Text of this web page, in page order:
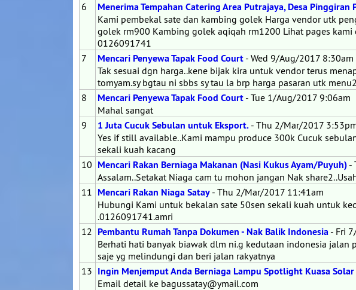
6
Menerima Tempahan Catering Area Putrajaya, Desa Pinggiran
Kami pembekal sate dan kambing golek Harga vendor utk
golek rm900 Kambing golek aqiqah rm1200 Lihat pages
0126091741
7
Mencari Penyewa Tapak Food Court - Wed 9/Aug/2017 8:30am
Tak sesuai dgn harga..kene bijak kira untuk vendor terus
tomyam.sy bgtau ni sbbs sy tau la brp harga pasaran utk
8
Mencari Penyewa Tapak Food Court - Tue 1/Aug/2017 9:06am
Mahal sangat
9
1 Juta Cucuk Sebulan untuk Eksport. - Thu 2/Mar/2017
Yes if still available..Kami mampu produce 300k Cucuk
sekali kuah kacang
10 Mencari Rakan Berniaga Makanan (Nasi Kukus Ayam/Puyuh) -
Assalam..Setakat Niaga cam tu mohon jangan Nak
11 Mencari Rakan Niaga Satay - Thu 2/Mar/2017 11:41am
Hubungi Kami untuk bekalan sate 50sen sekali kuah untuk
.0126091741.amri
12 Pembantu Rumah Tanpa Dokumen - Nak Balik Indonesia - Fri
Berhati hati banyak biawak dlm ni.g kedutaan indonesia jalan
saje yg melindungi dan beri jalan rakyatnya
13 Ingin Menjemput Anda Berniaga Lampu Spotlight Kuasa Solar
Email detail ke bagussatay@ymail.com